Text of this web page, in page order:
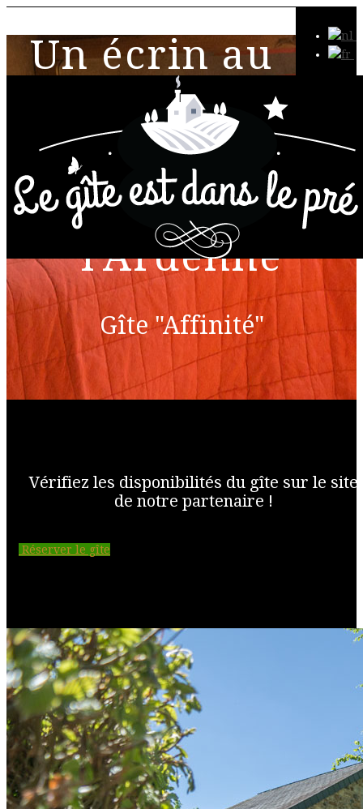
Un écrin au
coeur de
l'Ardenne
Gîte "Affinité"
Vérifiez les disponibilités du gîte sur le site
de notre partenaire !
Réserver le gîte